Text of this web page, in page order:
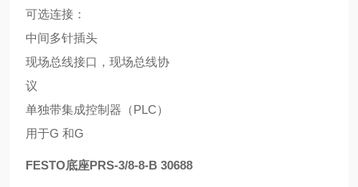
可选连接：
中间多针插头
现场总线接口，现场总线协
议
单独带集成控制器（PLC）
用于G 和G
FESTO底座PRS-3/8-8-B 30688